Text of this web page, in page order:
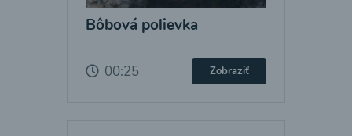
Bôbová polievka
00:25 Zobraziť